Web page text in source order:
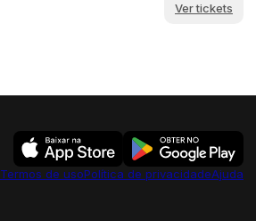
Ver tickets
Termos de usoPolítica de privacidadeAjuda